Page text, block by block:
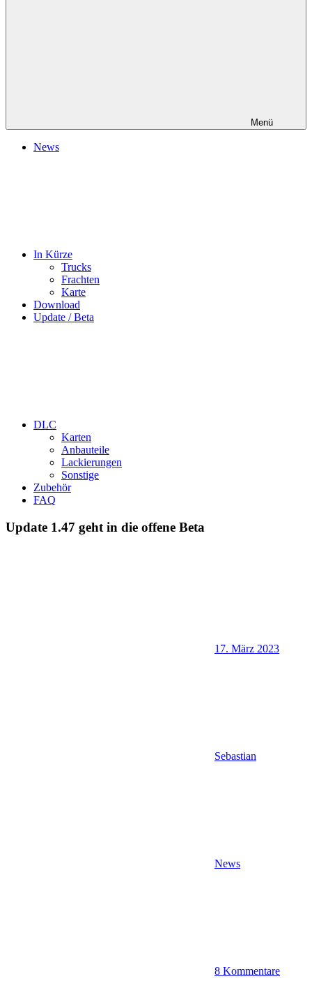
Menü
News
In Kürze
Trucks
Frachten
Karte
Download
Update / Beta
DLC
Karten
Anbauteile
Lackierungen
Sonstige
Zubehör
FAQ
Update 1.47 geht in die offene Beta
17. März 2023
Sebastian
News
8 Kommentare